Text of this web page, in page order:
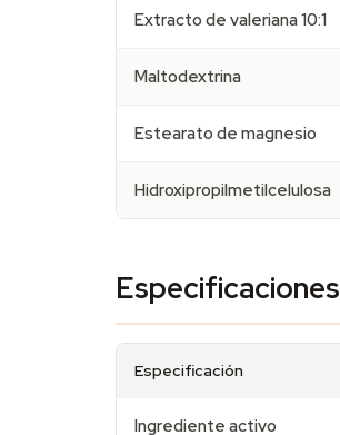
Extracto de valeriana 10:1
Maltodextrina
Estearato de magnesio
Hidroxipropilmetilcelulosa
Especificaciones
Especificación
Ingrediente activo